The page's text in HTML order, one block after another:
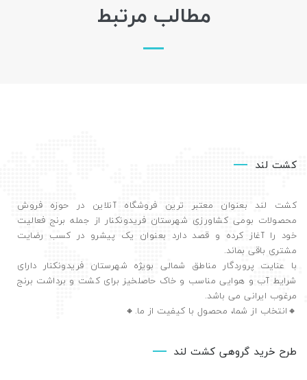
مطالب مرتبط
کشت لند
کشت لند بعنوان معتبر ترین فروشگاه آنلاین در حوزه فروش
محصولات بومی کشاورزی شهرستان فریدونکنار از جمله برنج فعالیت
خود را آغاز کرده و قصد دارد بعنوان یک پیشرو در کسب رضایت
مشتری باقی بماند.
با عنایت پروردگار مناطق شمالی بویژه شهرستان فریدونکنار دارای
شرایط آب و هوایی مناسب و خاک حاصلخیز برای کشت و برداشت برنج
مرغوب ایرانی می باشد.
🔸️انتخاب از شما، محصول با کیفیت از ما.🔸️
طرح خرید گروهی کشت لند